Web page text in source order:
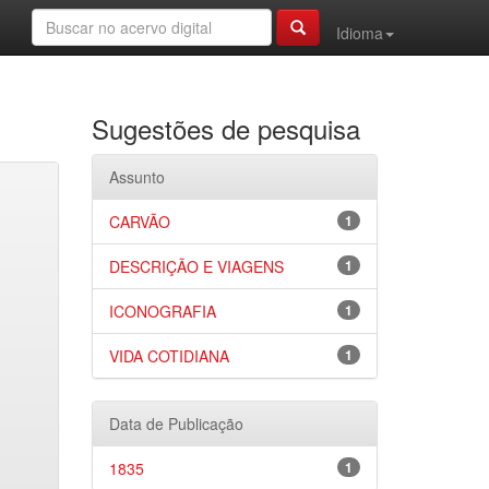
Idioma
Sugestões de pesquisa
Assunto
1
CARVÃO
1
DESCRIÇÃO E VIAGENS
1
ICONOGRAFIA
1
VIDA COTIDIANA
Data de Publicação
1
1835